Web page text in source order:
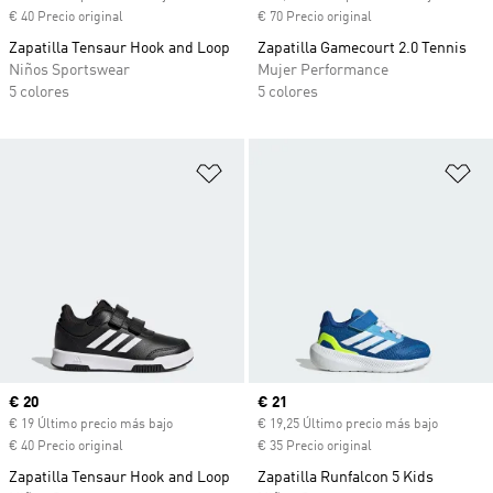
€ 40 Precio original
Zapatilla Tensaur Hook and Loop
Niños Sportswear
5 colores
€ 70 Precio original
Zapatilla Gamecourt 2.0 Tennis
Mujer Performance
5 colores
Precio actual
€ 20
€ 19 Último precio más bajo
€ 40 Precio original
Zapatilla Tensaur Hook and Loop
Precio actual
€ 21
€ 19,25 Último precio más bajo
€ 35 Precio original
Zapatilla Runfalcon 5 Kids